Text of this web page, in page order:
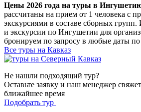
Цены 2026 года на туры в
рассчитаны на прием от 1 человека с
экскурсиями в составе сборных
и экскурсии по Ингушетии для
бронируем по запросу в любые даты
Все туры на Кавказ
Не нашли подходящий тур?
Оставьте заявку и наш менеджер
ближайшее время
Подобрать тур